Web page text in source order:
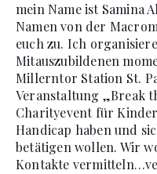
mein Name ist Samina
Namen von der
euch zu. Ich
Mitauszubildenen
Millerntor Station St.
Veranstaltung „Break
Charityevent für
Handicap haben und
betätigen wollen. Wir
Kontakte